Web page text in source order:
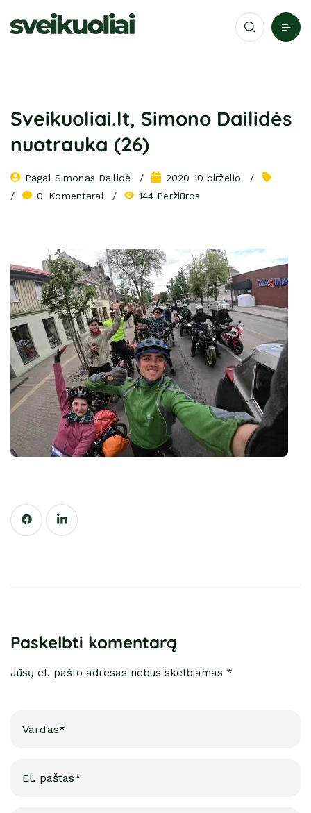
Sveikuoliai.lt, Simono Dailidės
nuotrauka (26)
Pagal Simonas Dailidė
2020 10 birželio
0
Komentarai 144 Peržiūros
Paskelbti komentarą
Jūsų el. pašto adresas nebus skelbiamas *